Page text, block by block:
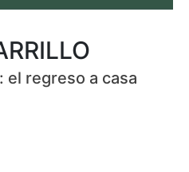
el regreso a casa